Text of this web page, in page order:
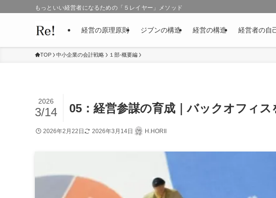
もっといい経営者になるための「５レイヤー」メソッド
経営の原理原則 ジブンの構造 経営の構造 経営者の自
TOP 中小企業の会計戦略 １部-概要編
05：経営参謀の育成｜バックオフィス
2026
3/14
2026年2月22日 2026年3月14日 H.HORII